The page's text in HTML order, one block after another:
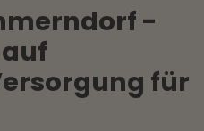
-
für